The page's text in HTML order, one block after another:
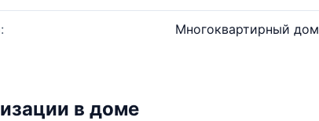
Многоквартирный дом
в доме